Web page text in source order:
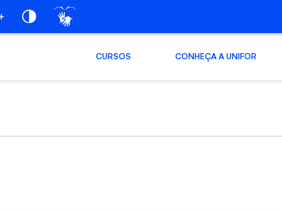
CURSOS CONHEÇA A UNIFOR